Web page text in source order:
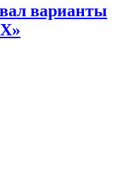
варианты